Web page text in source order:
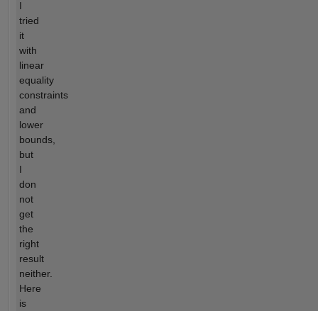
I
tried
it
with
linear
equality
constraints
and
lower
bounds,
but
I
don
not
get
the
right
result
neither.
Here
is